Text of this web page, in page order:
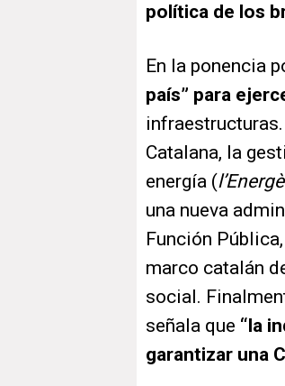
política de los
En la ponencia
país” para
Catalana, la
energía (
una nueva
Función
marco catalán
social.
señala que “la
garantizar una